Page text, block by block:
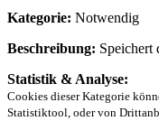
Kategorie: Notwendig
Beschreibung: Speichert
Statistik & Analyse:
Cookies dieser Kategorie
Statistiktool, oder von